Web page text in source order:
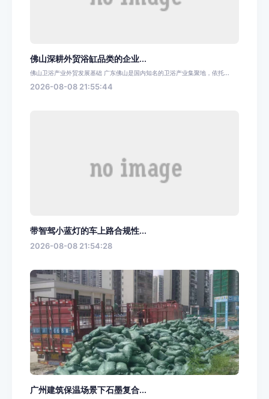
佛山深耕外贸浴缸品类的企业...
佛山卫浴产业外贸发展基础 广东佛山是国内知名的卫浴产业集聚地，依托...
2026-08-08 21:55:44
带智驾小蓝灯的车上路合规性...
2026-08-08 21:54:28
广州建筑保温场景下石墨复合...